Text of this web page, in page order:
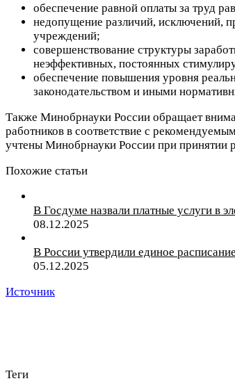
обеспечение равной оплаты за труд
недопущение различий, исключений,
учреждений;
совершенствование структуры
неэффективных, постоянных
обеспечение повышения уровня
законодательством и иными
Также Минобрнауки России обращает
работников в соответствие с
учтены Минобрнауки России при принятии
Похожие статьи
В Госдуме назвали платные услуги в
08.12.2025
В России утвердили единое
05.12.2025
Источник
Теги